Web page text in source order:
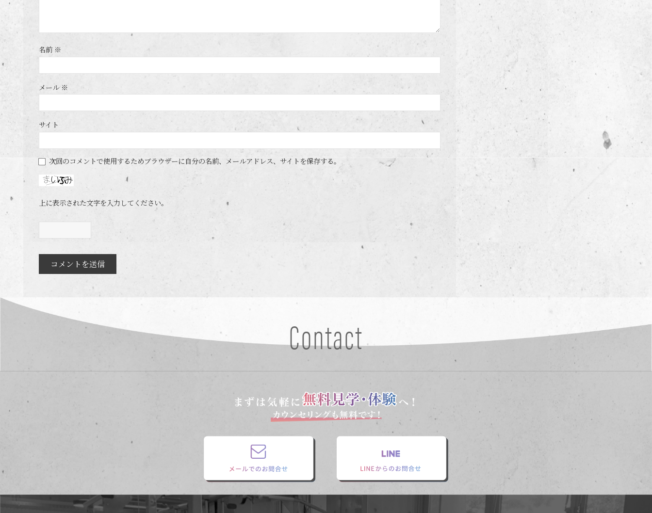
名前 ※
メール ※
サイト
次回のコメントで使用するためブラウザーに自分の名前、メールアドレス、サイトを保存する。
上に表示された文字を入力してください。
Contact